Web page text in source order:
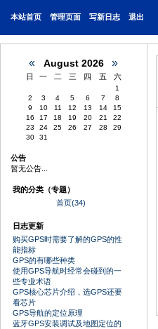
本站首页 管理页面 写新日志 退出
« August 2026 »
日 一 二 三 四 五 六
1
2
3 4 5 6 7
8
9
10 11 12 13 14
15
16
17 18 19 20 21
22
23
24 25 26 27 28
29
30
31
公告
暂无公告...
我的分类（专题）
首页(34)
日志更新
购买GPS时需要了解的GPS的性
能指标
GPS的有哪些种类
使用GPS导航时经常会碰到的一
些专业术语
GPS核心芯片介绍，选GPS还要
看芯片
GPS导航的定位原理
蓝牙GPS安装调试及地图定位的